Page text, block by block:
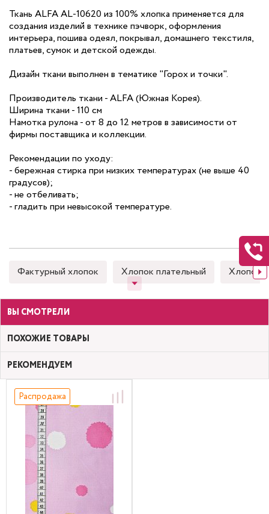
Ткань ALFA AL-10620 из 100% хлопка применяется для
создания изделий в технике пэчворк, оформления
интерьера, пошива одеял, покрывал, домашнего текстиля,
платьев, сумок и детской одежды.
Дизайн ткани выполнен в тематике "Горох и точки".
Производитель ткани - ALFA (Южная Корея).
Ширина ткани - 110 см
Намотка рулона - от 8 до 12 метров в зависимости от
фирмы поставщика и коллекции.
Рекомендации по уходу:
- бережная стирка при низких температурах (не выше 40
градусов);
- не отбеливать;
- гладить при невысокой температуре.
Фактурный хлопок Хлопок плательный Хлопок
ВЫ СМОТРЕЛИ
ПОХОЖИЕ ТОВАРЫ
РЕКОМЕНДУЕМ
Распродажа